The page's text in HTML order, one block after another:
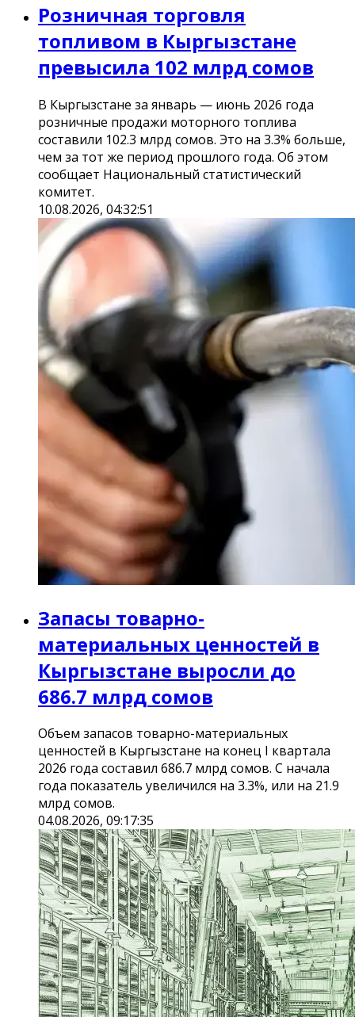
Розничная торговля
топливом в Кыргызстане
превысила 102 млрд сомов
В Кыргызстане за январь — июнь 2026 года
розничные продажи моторного топлива
составили 102.3 млрд сомов. Это на 3.3% больше,
чем за тот же период прошлого года. Об этом
сообщает Национальный статистический
комитет.
10.08.2026, 04:32:51
Запасы товарно-
материальных ценностей в
Кыргызстане выросли до
686.7 млрд сомов
Объем запасов товарно-материальных
ценностей в Кыргызстане на конец I квартала
2026 года составил 686.7 млрд сомов. С начала
года показатель увеличился на 3.3%, или на 21.9
млрд сомов.
04.08.2026, 09:17:35